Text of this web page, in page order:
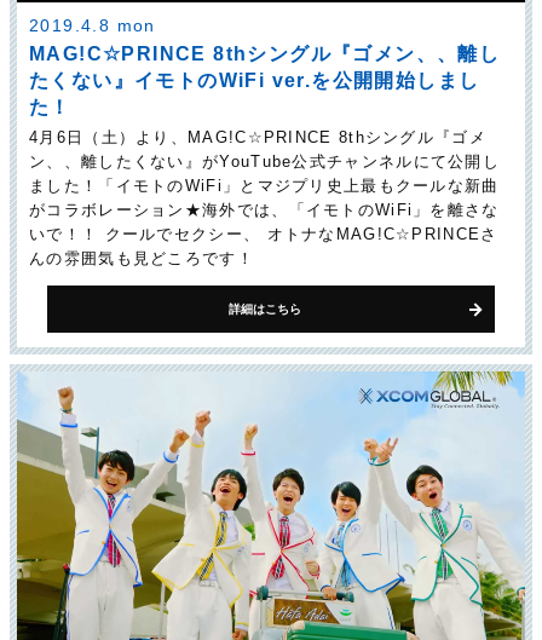
2019.4.8 mon
MAG!C☆PRINCE 8thシングル『ゴメン、、離し
たくない』イモトのWiFi ver.を公開開始しまし
た！
4月6日（土）より、MAG!C☆PRINCE 8thシングル『ゴメ
ン、、離したくない』がYouTube公式チャンネルにて公開し
ました！「イモトのWiFi」とマジプリ史上最もクールな新曲
がコラボレーション★海外では、「イモトのWiFi」を離さな
いで！！ クールでセクシー、 オトナなMAG!C☆PRINCEさ
んの雰囲気も見どころです！
詳細はこちら